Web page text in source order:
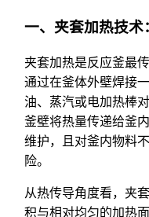
一、夹套加热技
夹套加热是反应釜最
通过在釜体外壁焊接
油、蒸汽或电加热棒
釜壁将热量传递给釜
维护，且对釜内物料
险。
从热传导角度看，夹
积与相对均匀的加热